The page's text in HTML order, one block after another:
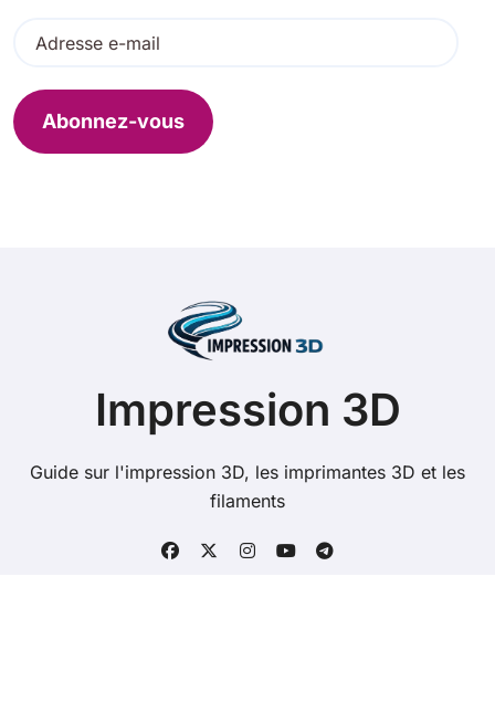
e
s
Abonnez-vous
Impression 3D
Guide sur l'impression 3D, les imprimantes 3D et les
filaments